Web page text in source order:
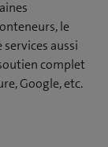
le
aussi
complet
Google, etc.